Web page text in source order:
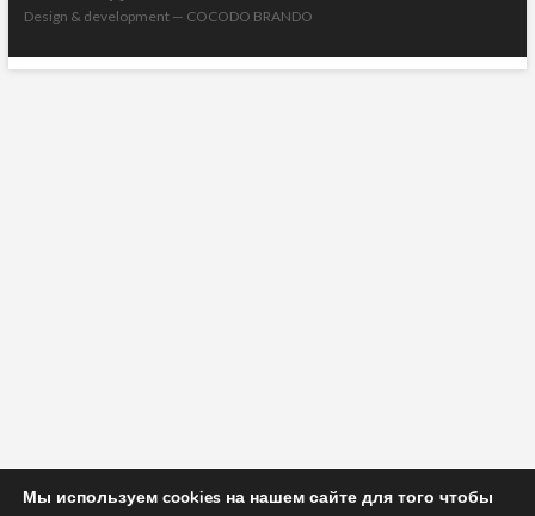
Design & development — COCODO BRANDO
Мы используем cookies на нашем сайте для того чтобы